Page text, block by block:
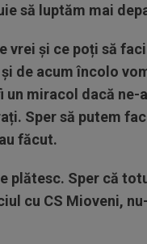
să luptăm mai
vrei și ce poți să
de acum încolo
un miracol dacă
Sper să putem
făcut.
plătesc. Sper că
cu CS Mioveni,